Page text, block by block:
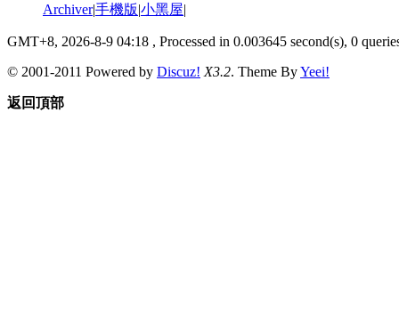
Archiver|手機版|小黑屋|
GMT+8, 2026-8-9 04:18 , Processed in 0.003645 second(s), 0
© 2001-2011 Powered by Discuz! X3.2. Theme ByYeei!
返回頂部